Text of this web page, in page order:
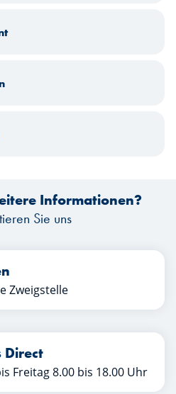
Informationen?
Sie uns
Zweigstelle
Direct
Freitag 8.00 bis 18.00 Uhr